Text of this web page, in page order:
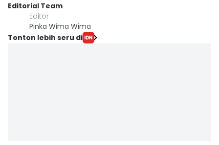
Editorial Team
Editor
Pinka Wima Wima
Tonton lebih seru di